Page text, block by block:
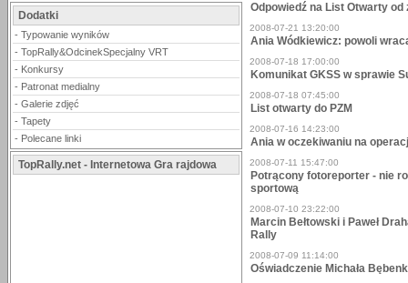
Dodatki
- Typowanie wyników
- TopRally&OdcinekSpecjalny VRT
- Konkursy
- Patronat medialny
- Galerie zdjęć
- Tapety
- Polecane linki
TopRally.net - Internetowa Gra rajdowa
Odpowiedź na List Otwarty od
2008-07-21 13:20:00
Ania Wódkiewicz: powoli
2008-07-18 17:00:00
Komunikat GKSS w sprawie
2008-07-18 07:45:00
List otwarty do PZM
2008-07-16 14:23:00
Ania w oczekiwaniu na
2008-07-11 15:47:00
Potrącony fotoreporter - nie
sportową
2008-07-10 23:22:00
Marcin Bełtowski i Paweł
Rally
2008-07-09 11:14:00
Oświadczenie Michała